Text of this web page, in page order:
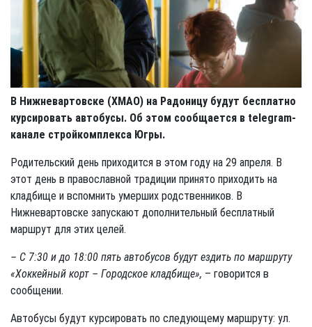
В Нижневартовске (ХМАО) на Радоницу будут бесплатно
курсировать автобусы. Об этом сообщается в telegram-
канале стройкомплекса Югры.
Родительский день приходится в этом году на 29 апреля. В
этот день в православной традиции принято приходить на
кладбище и вспомнить умерших родственников. В
Нижневартовске запускают дополнительный бесплатный
маршрут для этих целей.
– С 7:30 и до 18:00 пять автобусов будут ездить по маршруту
«Хоккейный корт – Городское кладбище», – говорится в
сообщении.
Автобусы будут курсировать по следующему маршруту: ул.